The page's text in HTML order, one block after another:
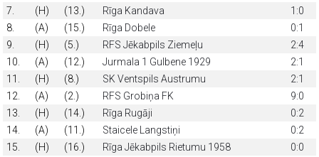
7.
(H) (13.) Rīga Kandava
1:0
8.
(A) (15.) Rīga Dobele
0:1
9.
(H) (5.) RFS Jēkabpils Ziemeļu
2:4
10.
(A) (12.) Jurmala 1 Gulbene 1929
2:1
11.
(H) (8.) SK Ventspils Austrumu
2:1
12.
(A) (2.) RFS Grobiņa FK
9:0
13.
(H) (14.) Rīga Rugāji
0:2
14.
(A) (11.) Staicele Langstiņi
0:2
15.
(H) (16.) Rīga Jēkabpils Rietumu 1958
0:0